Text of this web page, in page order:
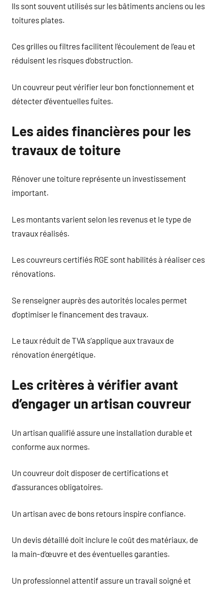
Ils sont souvent utilisés sur les bâtiments anciens ou les
toitures plates.
Ces grilles ou filtres facilitent l’écoulement de l’eau et
réduisent les risques d’obstruction.
Un couvreur peut vérifier leur bon fonctionnement et
détecter d’éventuelles fuites.
Les aides financières pour les
travaux de toiture
Rénover une toiture représente un investissement
important.
Les montants varient selon les revenus et le type de
travaux réalisés.
Les couvreurs certifiés RGE sont habilités à réaliser ces
rénovations.
Se renseigner auprès des autorités locales permet
d’optimiser le financement des travaux.
Le taux réduit de TVA s’applique aux travaux de
rénovation énergétique.
Les critères à vérifier avant
d’engager un artisan couvreur
Un artisan qualifié assure une installation durable et
conforme aux normes.
Un couvreur doit disposer de certifications et
d’assurances obligatoires.
Un artisan avec de bons retours inspire confiance.
Un devis détaillé doit inclure le coût des matériaux, de
la main-d’œuvre et des éventuelles garanties.
Un professionnel attentif assure un travail soigné et